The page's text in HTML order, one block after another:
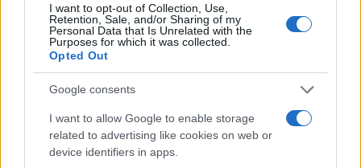
I want to opt-out of Collection, Use,
Retention, Sale, and/or Sharing of my
Personal Data that Is Unrelated with the
Purposes for which it was collected.
Opted Out
Google consents
I want to allow Google to enable storage
related to advertising like cookies on web or
device identifiers in apps.
Continua a leggere
LIFESTYLE